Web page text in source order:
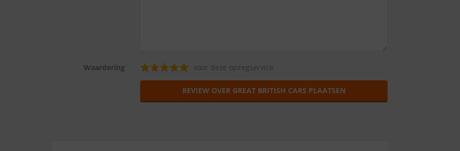
Waardering voor deze opzegservice
REVIEW OVER GREAT BRITISH CARS PLAATSEN